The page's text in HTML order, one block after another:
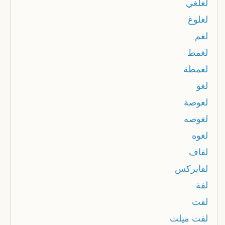
لغلغي
لغلوغ
لغم
لغمط
لغمطة
لغو
لغوصة
لغوصه
لغوه
لفاف
لفايركس
لفة
لفت
لفت ميلت